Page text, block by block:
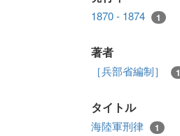
1870 - 1874 1
著者
［兵部省編制］ 1
タイトル
海陸軍刑律 1